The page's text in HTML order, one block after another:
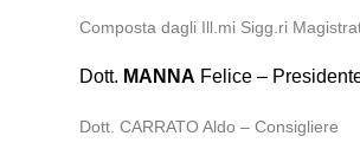
Composta dagli Ill.mi Sigg.ri
Dott. MANNA Felice –
Dott. CARRATO Aldo – Consigliere